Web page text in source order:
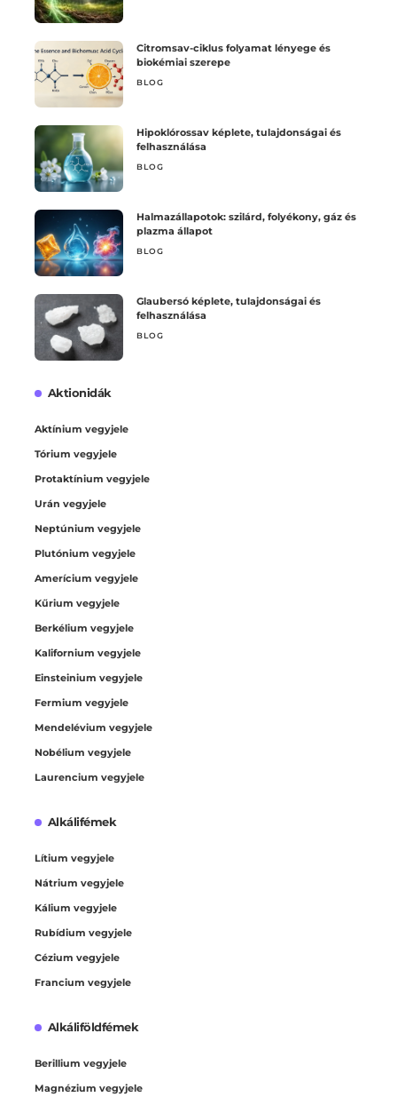
Citromsav-ciklus folyamat lényege és
biokémiai szerepe
BLOG
Hipoklórossav képlete, tulajdonságai és
felhasználása
BLOG
Halmazállapotok: szilárd, folyékony, gáz és
plazma állapot
BLOG
Glaubersó képlete, tulajdonságai és
felhasználása
BLOG
Aktionidák
Aktínium vegyjele
Tórium vegyjele
Protaktínium vegyjele
Urán vegyjele
Neptúnium vegyjele
Plutónium vegyjele
Amerícium vegyjele
Kűrium vegyjele
Berkélium vegyjele
Kalifornium vegyjele
Einsteinium vegyjele
Fermium vegyjele
Mendelévium vegyjele
Nobélium vegyjele
Laurencium vegyjele
Alkálifémek
Lítium vegyjele
Nátrium vegyjele
Kálium vegyjele
Rubídium vegyjele
Cézium vegyjele
Francium vegyjele
Alkáliföldfémek
Berillium vegyjele
Magnézium vegyjele